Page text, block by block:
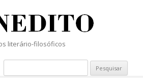
literário-filosóficos